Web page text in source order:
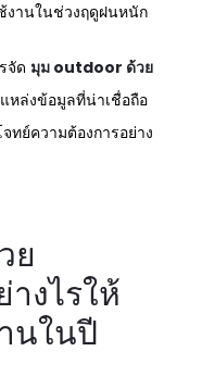
งานในช่วงฤดูฝนหนัก
จัด มุม outdoor ด้วย
หล่งข้อมูลที่น่าเชื่อถือ
ย์ความต้องการอย่าง
ย
างไรให้
นในปี